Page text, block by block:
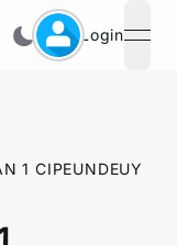
Login
1 CIPEUNDEUY